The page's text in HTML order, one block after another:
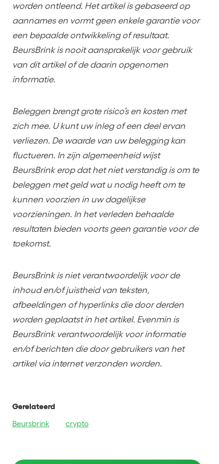
worden ontleend. Het artikel is gebaseerd op
aannames en vormt geen enkele garantie voor
een bepaalde ontwikkeling of resultaat.
BeursBrink is nooit aansprakelijk voor gebruik
van dit artikel of de daarin opgenomen
informatie.
Beleggen brengt grote risico’s en kosten met
zich mee. U kunt uw inleg of een deel ervan
verliezen. De waarde van uw belegging kan
fluctueren. In zijn algemeenheid wijst
BeursBrink erop dat het niet verstandig is om te
beleggen met geld wat u nodig heeft om te
kunnen voorzien in uw dagelijkse
voorzieningen. In het verleden behaalde
resultaten bieden voorts geen garantie voor de
toekomst.
BeursBrink is niet verantwoordelijk voor de
inhoud en/of juistheid van teksten,
afbeeldingen of hyperlinks die door derden
worden geplaatst in het artikel. Evenmin is
BeursBrink verantwoordelijk voor informatie
en/of berichten die door gebruikers van het
artikel via internet verzonden worden.
Gerelateerd
Beursbrink
crypto